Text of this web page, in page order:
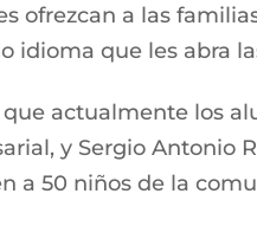
ofrezcan a las
idioma que les abra
actualmente los
y Sergio Antonio
a 50 niños de la